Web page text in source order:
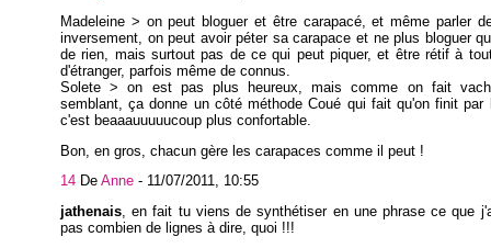
Madeleine > on peut bloguer et être carapacé, et même parler
inversement, on peut avoir péter sa carapace et ne plus bloguer
de rien, mais surtout pas de ce qui peut piquer, et être rétif à
d'étranger, parfois même de connus.
Solete > on est pas plus heureux, mais comme on fait
semblant, ça donne un côté méthode Coué qui fait qu'on finit par
c'est beaaauuuuucoup plus confortable.
Bon, en gros, chacun gère les carapaces comme il peut !
14 De Anne - 11/07/2011, 10:55
jathenais, en fait tu viens de synthétiser en une phrase ce que
pas combien de lignes à dire, quoi !!!